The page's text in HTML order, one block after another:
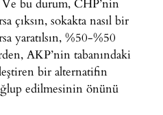
çıksın, sokakta nasıl bir
yaratılsın, %50-%50
AKP’nin tabanındaki
bir alternatifin
edilmesinin önünü